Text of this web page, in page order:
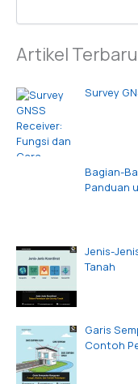
Artikel Terbaru
Survey
Bagian-
Panduan
Jenis-
Tanah
Garis
Contoh